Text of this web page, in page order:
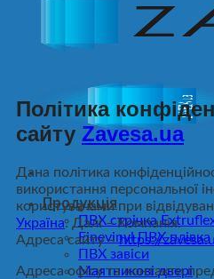
Продукція
ПВХ стрічка
Finevinyl ПВХ плівка
ПВХ завіси
Маятникові двері
Політика
сайту Zavesa.ua
Дана політика
використання персональної
користувачами при
Україна. Далі – Компанія.
Адреса сайту –https://
Адреса офісу та контакти